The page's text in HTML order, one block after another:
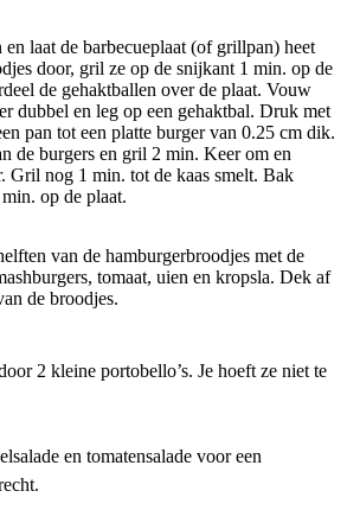
en laat de barbecueplaat (of grillpan) heet
door, gril ze op de snijkant 1 min. op de
de gehaktballen over de plaat. Vouw
dubbel en leg op een gehaktbal. Druk met
pan tot een platte burger van 0.25 cm dik.
de burgers en gril 2 min. Keer om en
Gril nog 1 min. tot de kaas smelt. Bak
op de plaat.
van de hamburgerbroodjes met de
tomaat, uien en kropsla. Dek af
de broodjes.
2 kleine portobello’s. Je hoeft ze niet te
en tomatensalade voor een